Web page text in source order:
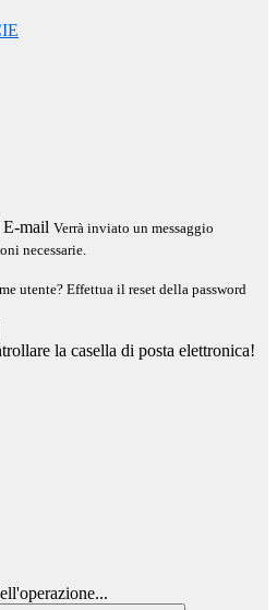
E-mail Verrà inviato un messaggio
necessarie.
utente? Effettua il reset della password
la casella di posta elettronica!